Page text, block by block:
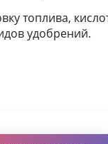
топлива,
удобрений.